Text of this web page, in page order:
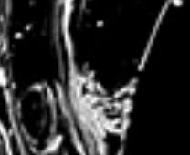
vodkas-francaises-ont-
initiatives s’appuient
Faronville, lancée il y a
maraîchers